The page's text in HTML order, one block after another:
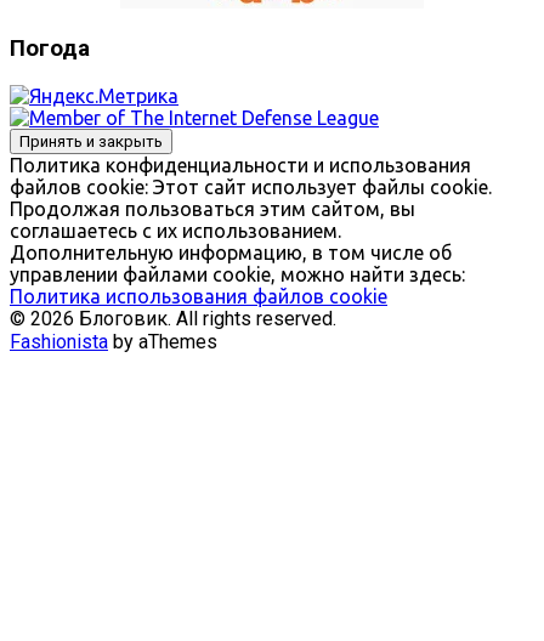
Погода
Политика конфиденциальности и использования
файлов сookie: Этот сайт использует файлы cookie.
Продолжая пользоваться этим сайтом, вы
соглашаетесь с их использованием.
Дополнительную информацию, в том числе об
управлении файлами cookie, можно найти здесь:
Политика использования файлов cookie
© 2026 Блоговик. All rights reserved.
Fashionista by aThemes